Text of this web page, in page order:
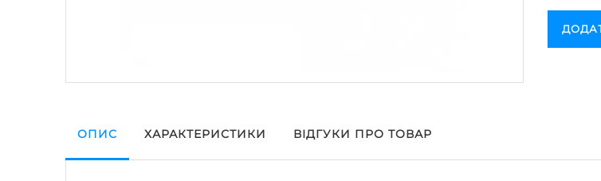
ОПИС ХАРАКТЕРИСТИКИ ВІДГУКИ ПРО ТОВАР